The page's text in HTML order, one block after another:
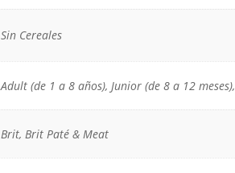
Sin Cereales
Adult (de 1 a 8 años), Junior (de 8 a 12
Brit, Brit Paté & Meat